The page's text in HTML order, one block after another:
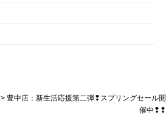
> 豊中店：新生活応援第二弾❢スプリングセール開
催中❢❢